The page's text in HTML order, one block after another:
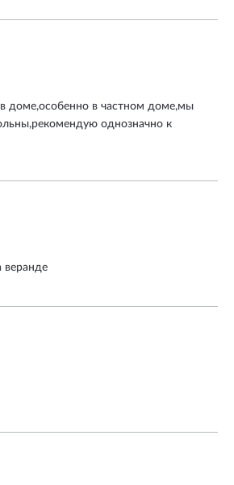
доме,особенно в частном доме,мы
однозначно к
веранде